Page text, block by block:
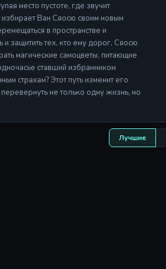
место пустоте, где звучит
избирает Ван Сяосю своим новым
в пространстве и
защитить тех, кто ему дорог, Сяосю
магические самоцветы, питающие
ставший избранником
страхам? Этот путь изменит его
не только одну жизнь, но
Лучшие